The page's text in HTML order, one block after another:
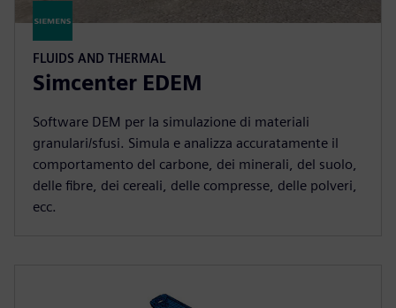
FLUIDS AND THERMAL
Simcenter EDEM
Software DEM per la simulazione di materiali
granulari/sfusi. Simula e analizza accuratamente il
comportamento del carbone, dei minerali, del suolo,
delle fibre, dei cereali, delle compresse, delle polveri,
ecc.